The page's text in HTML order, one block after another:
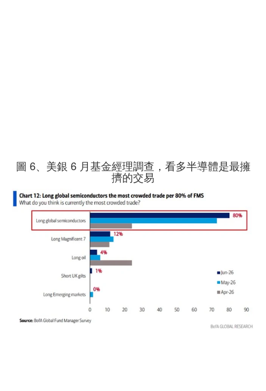
圖 6、美銀 6 月基金經理調查，看多半導體是最擁
擠的交易